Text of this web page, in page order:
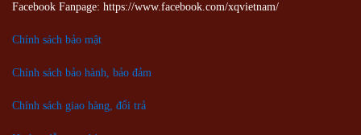
Facebook Fanpage: https://www.facebook.com/xqvietnam/
Chính sách bảo mật
Chính sách bảo hành, bảo đảm
Chính sách giao hàng, đổi trả